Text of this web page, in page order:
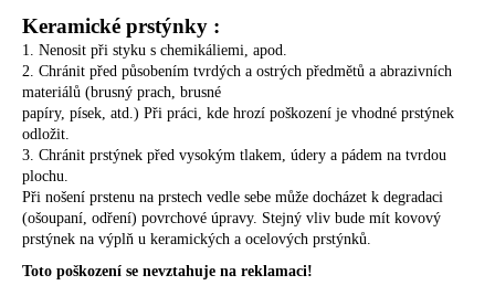
Keramické prstýnky :
1. Nenosit při styku s chemikáliemi, apod.
2. Chránit před působením tvrdých a ostrých předmětů a abrazivních
materiálů (brusný prach, brusné
papíry, písek, atd.) Při práci, kde hrozí poškození je vhodné prstýnek
odložit.
3. Chránit prstýnek před vysokým tlakem, údery a pádem na tvrdou
plochu.
Při nošení prstenu na prstech vedle sebe může docházet k degradaci
(ošoupaní, odření) povrchové úpravy. Stejný vliv bude mít kovový
prstýnek na výplň u keramických a ocelových prstýnků.
Toto poškození se nevztahuje na reklamaci!